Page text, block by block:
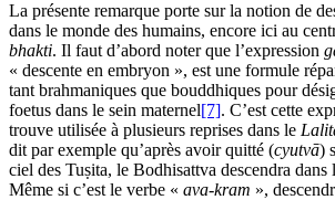
La présente remarque porte sur la notion de
dans le monde des humains, encore ici au
bhakti. Il faut d’abord noter que l’expression
« descente en embryon », est une formule
tant brahmaniques que bouddhiques pour
foetus dans le sein maternel[7]. C’est cette
trouve utilisée à plusieurs reprises dans le
dit par exemple qu’après avoir quitté (cyutvā)
ciel des Tuṣita, le Bodhisattva descendra dans
Même si c’est le verbe « ava-kram »,